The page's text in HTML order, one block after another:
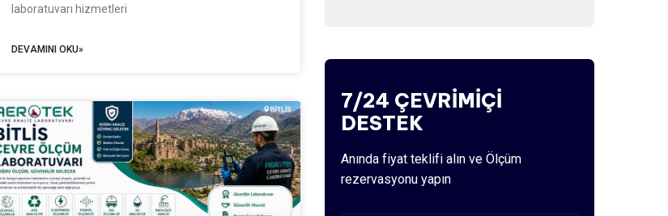
laboratuvarı hizmetleri
DEVAMINI OKU»
7/24 ÇEVRİMİÇİ
DESTEK
Anında fiyat teklifi alın ve Ölçüm
rezervasyonu yapın